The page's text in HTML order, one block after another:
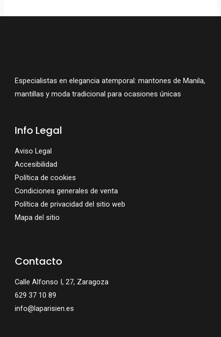
Especialistas en elegancia atemporal: mantones de Manila,
mantillas y moda tradicional para ocasiones únicas
Info Legal
Aviso Legal
Accesibilidad
Política de cookies
Condiciones generales de venta
Política de privacidad del sitio web
Mapa del sitio
Contacto
Calle Alfonso I, 27, Zaragoza
629 37 10 89
info@laparisien.es